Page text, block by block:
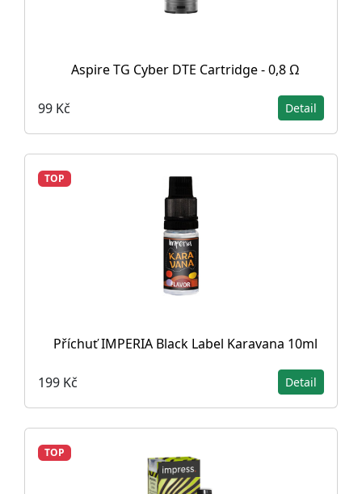
Aspire TG Cyber DTE Cartridge - 0,8 Ω
99 Kč Detail
TOP
Příchuť IMPERIA Black Label Karavana 10ml
199 Kč Detail
TOP